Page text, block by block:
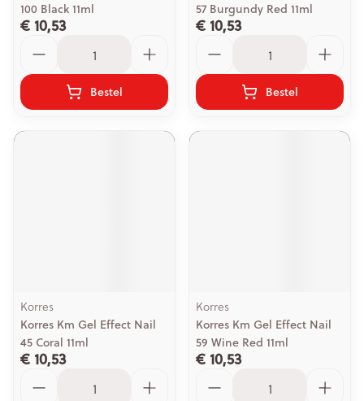
100 Black 11ml
€ 10,53
Bestel
57 Burgundy Red 11ml
€ 10,53
Bestel
Korres
Korres Km Gel Effect Nail
45 Coral 11ml
€ 10,53
Korres
Korres Km Gel Effect Nail
59 Wine Red 11ml
€ 10,53